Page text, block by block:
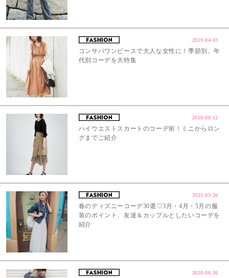
2019.04.03
コンサバワンピースで大人な女性に！季節別、年
代別コーデを大特集
2018.08.12
ハイウエストスカートのコーデ術！ミニからロン
グまでご紹介
2023.03.26
春のディズニーコーデ30選♡3月・4月・5月の服
装のポイント、友達＆カップルとしたいコーデを
紹介
2018.06.26